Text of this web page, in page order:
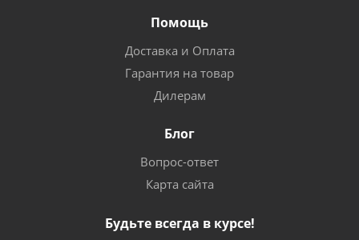
Помощь
Доставка и Оплата
Гарантия на товар
Дилерам
Блог
Вопрос-ответ
Карта сайта
Будьте всегда в курсе!